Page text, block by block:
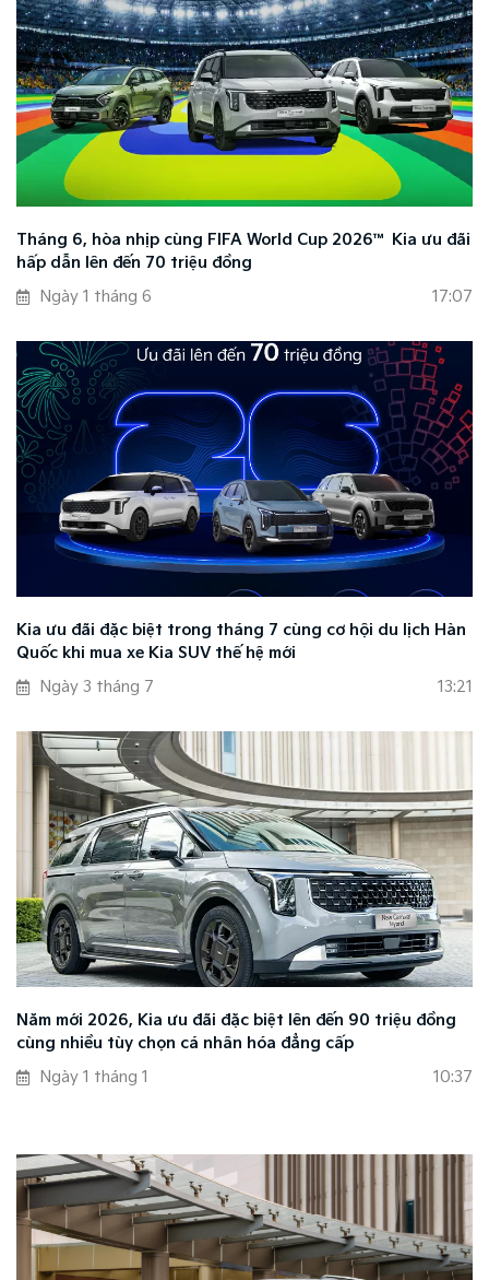
Tháng 6, hòa nhịp cùng FIFA World Cup 2026™ Kia ưu đãi
hấp dẫn lên đến 70 triệu đồng
Ngày 1 tháng 6
17:07
Kia ưu đãi đặc biệt trong tháng 7 cùng cơ hội du lịch Hàn
Quốc khi mua xe Kia SUV thế hệ mới
Ngày 3 tháng 7
13:21
Năm mới 2026, Kia ưu đãi đặc biệt lên đến 90 triệu đồng
cùng nhiều tùy chọn cá nhân hóa đẳng cấp
Ngày 1 tháng 1
10:37